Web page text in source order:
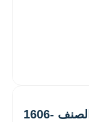
ورق جدران 16 متر مربع – رقم الصنف ‎1606-